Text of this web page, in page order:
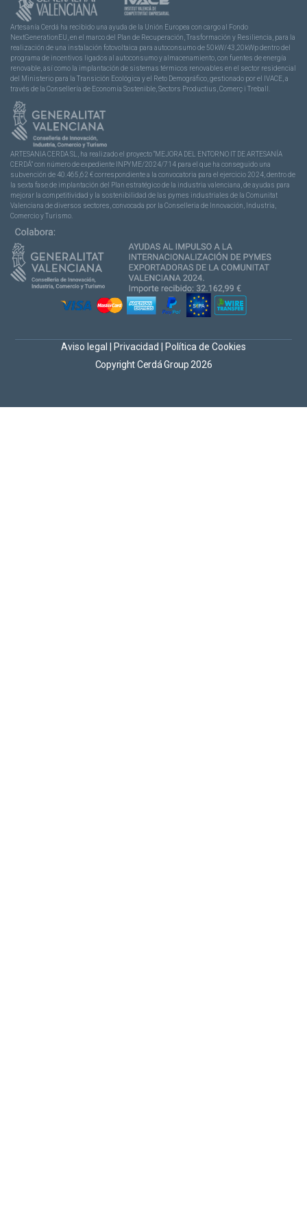
Artesanía Cerdá ha recibido una ayuda de la Unión Europea con cargo al Fondo
NextGenerationEU, en el marco del Plan de Recuperación, Trasformación y Resiliencia, para la
realización de una instalación fotovoltaica para autoconsumo de 50kW/43,20kWp dentro del
programa de incentivos ligados al autoconsumo y almacenamiento, con fuentes de energía
renovable, así como la implantación de sistemas térmicos renovables en el sector residencial
del Ministerio para la Transición Ecológica y el Reto Demográfico, gestionado por el IVACE, a
través de la Consellería de Economía Sostenible, Sectors Productius, Comerç i Treball.
ARTESANIA CERDA SL, ha realizado el proyecto “MEJORA DEL ENTORNO IT DE ARTESANÍA
CERDÁ” con número de expediente INPYME/2024/714 para el que ha conseguido una
subvención de 40.465,62 € correspondiente a la convocatoria para el ejercicio 2024, dentro de
la sexta fase de implantación del Plan estratégico de la industria valenciana, de ayudas para
mejorar la competitividad y la sostenibilidad de las pymes industriales de la Comunitat
Valenciana de diversos sectores, convocada por la Conselleria de Innovación, Industria,
Comercio y Turismo.
Copyright Cerdá Group 2026
Aviso legal Privacidad Política de Cookies